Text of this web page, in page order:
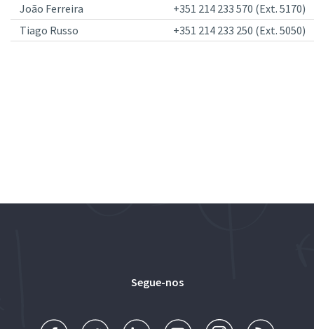
João Ferreira
+351 214 233 570 (Ext. 5170)
Tiago Russo
+351 214 233 250 (Ext. 5050)
Segue-nos